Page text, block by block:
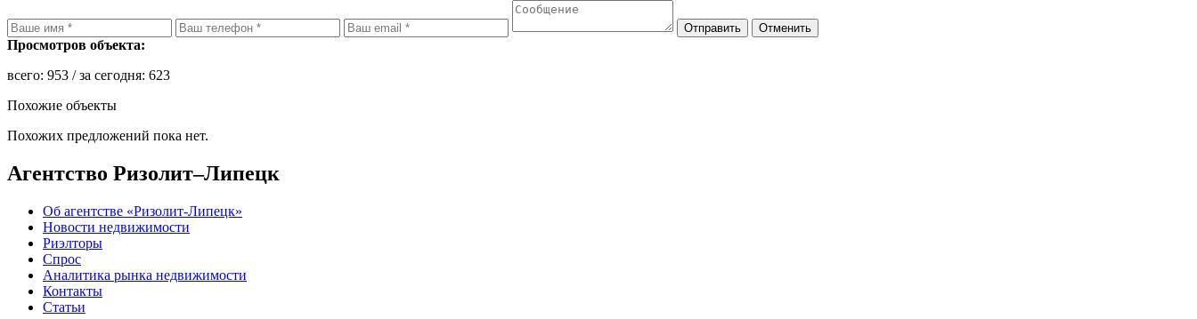
Просмотров объекта:
всего: 953 / за сегодня: 623
Похожие объекты
Похожих предложений пока нет.
Агентство Ризолит–Липецк
Об агентстве «Ризолит-Липецк»
Новости недвижимости
Риэлторы
Спрос
Аналитика рынка недвижимости
Контакты
Статьи